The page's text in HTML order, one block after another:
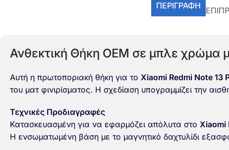
ΠΕΡΙΓΡΑΦΉ
Ανθεκτική Θήκη OEM σε μπλε χρώμα
Αυτή η πρωτοποριακή θήκη για το Xiaomi Redmi Note 13
του ματ φινιρίσματος. Η σχεδίαση υπογραμμίζει την
Τεχνικές Προδιαγραφές
Κατασκευασμένη για να εφαρμόζει απόλυτα στο Xiaomi
Η ενσωματωμένη βάση με το μαγνητικό δαχτυλίδι